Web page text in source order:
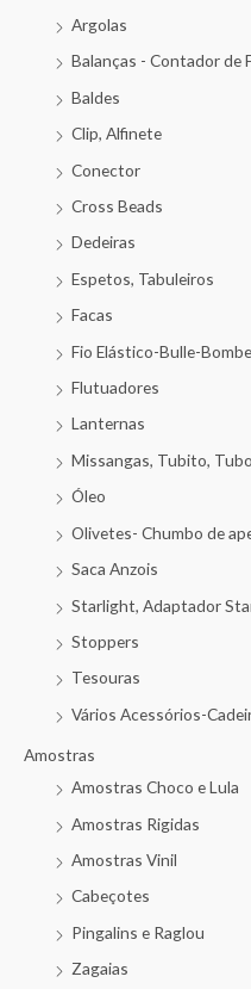
Argolas
Balanças - Contador de
Baldes
Clip, Alfinete
Conector
Cross Beads
Dedeiras
Espetos, Tabuleiros
Facas
Fio Elástico-Bulle-
Flutuadores
Lanternas
Missangas, Tubito,
Óleo
Olivetes- Chumbo de
Saca Anzois
Starlight, Adaptador
Stoppers
Tesouras
Vários Acessórios-
Amostras
Amostras Choco e Lula
Amostras Rigidas
Amostras Vinil
Cabeçotes
Pingalins e Raglou
Zagaias